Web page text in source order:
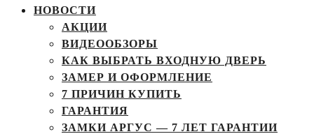
НОВОСТИ
АКЦИИ
ВИДЕООБЗОРЫ
КАК ВЫБРАТЬ ВХОДНУЮ ДВЕРЬ
ЗАМЕР И ОФОРМЛЕНИЕ
7 ПРИЧИН КУПИТЬ
ГАРАНТИЯ
ЗАМКИ АРГУС — 7 ЛЕТ ГАРАНТИИ